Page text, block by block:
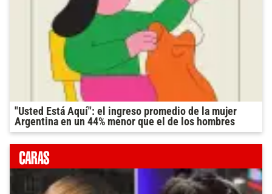
"Usted Está Aquí": el ingreso promedio de la mujer
Argentina en un 44% menor que el de los hombres